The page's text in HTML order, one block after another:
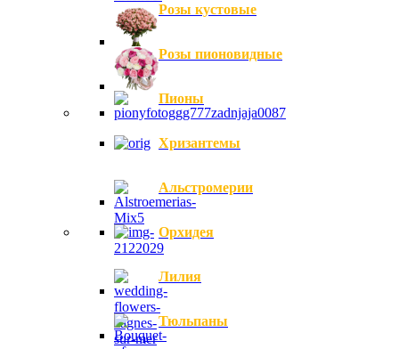
Розы кустовые
Розы пионовидные
Пионы
Хризантемы
Альстромерии
Орхидея
Лилия
Тюльпаны